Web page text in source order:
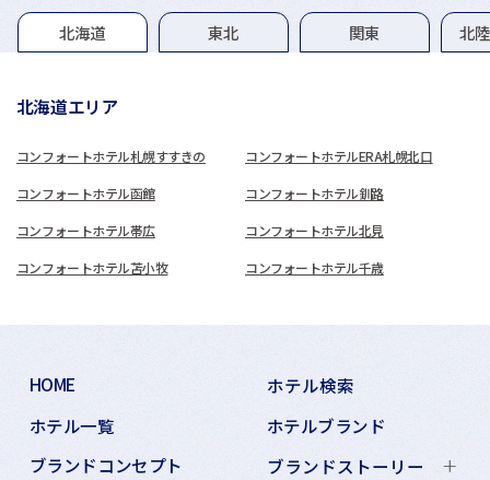
グループホテル一覧
北海道 東北 関東 北
北海道エリア
コンフォートホテル札幌すすきの コンフォートホテルERA札幌北口
コンフォートホテル函館 コンフォートホテル釧路
コンフォートホテル帯広 コンフォートホテル北見
コンフォートホテル苫小牧 コンフォートホテル千歳
HOME
ホテル検索
ホテル一覧
ホテルブランド
ブランドコンセプト
ブランドストーリー